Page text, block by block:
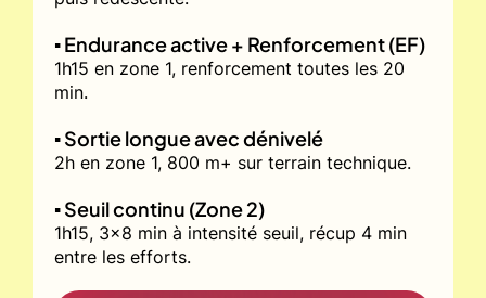
▪️ Endurance active + Renforcement (EF)
1h15 en zone 1, renforcement toutes les 20
min.
▪️ Sortie longue avec dénivelé
2h en zone 1, 800 m+ sur terrain technique.
▪️ Seuil continu (Zone 2)
1h15, 3x8 min à intensité seuil, récup 4 min
entre les efforts.